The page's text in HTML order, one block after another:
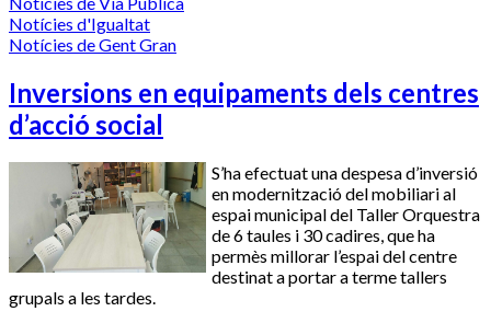
Notícies d'Igualtat
Notícies de Gent Gran
Inversions en equipaments dels centres
d’acció social
S’ha efectuat una despesa d’inversió
en modernització del mobiliari al
espai municipal del Taller Orquestra
de 6 taules i 30 cadires, que ha
permès millorar l’espai del centre
destinat a portar a terme tallers
grupals a les tardes.